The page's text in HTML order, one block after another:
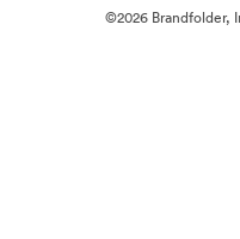
©2026 Brandfolder,